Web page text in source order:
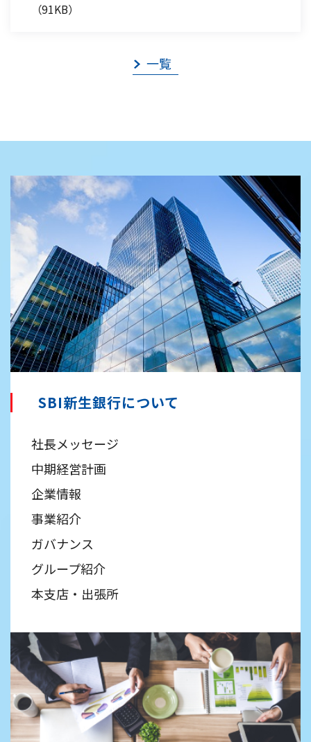
（91KB）
一覧
SBI新生銀行について
社長メッセージ
中期経営計画
企業情報
事業紹介
ガバナンス
グループ紹介
本支店・出張所